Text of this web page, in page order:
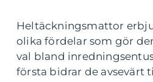
Heltäckningsmattor
olika fördelar som gör
val bland
första bidrar de avsevärt